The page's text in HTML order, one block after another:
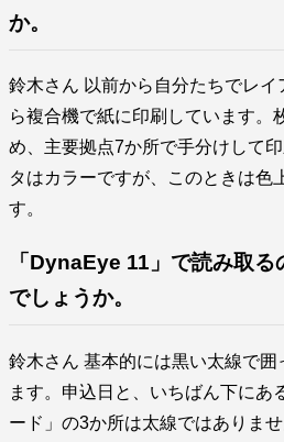
か。
鈴木さん 以前から自分たちでレイ
ら複合機で紙に印刷しています。
め、主要拠点7か所で手分けして
タはカラーですが、このときは色
す。
「DynaEye 11」で読み取
でしょうか。
鈴木さん 基本的には黒い太線で囲
ます。申込日と、いちばん下にあ
ード」の3か所は太線ではありま